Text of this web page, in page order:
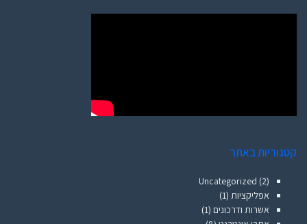
קטגוריות באתר
Uncategorized (2)
אפליקציות (1)
אשרות ודרכונים (1)